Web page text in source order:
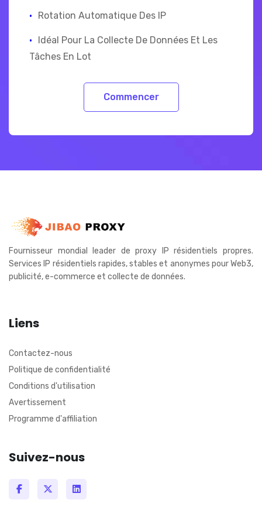
· Rotation Automatique Des IP
·
Idéal Pour La Collecte De Données Et Les
Tâches En Lot
Commencer
Fournisseur mondial leader de proxy IP résidentiels propres.
Services IP résidentiels rapides, stables et anonymes pour Web3,
publicité, e-commerce et collecte de données.
Liens
Contactez-nous
Politique de confidentialité
Conditions d'utilisation
Avertissement
Programme d'affiliation
Suivez-nous